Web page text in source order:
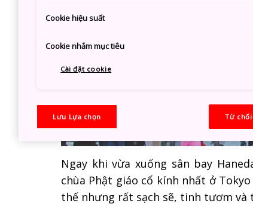
Ngay khi vừa xuống sân bay
chùa Phật giáo cổ kính nhất ở
thế nhưng rất sạch sẽ, tinh tươm và
Cookie hiệu suất
Cookie nhắm mục tiêu
Cài đặt cookie
Lưu Lựa chọn Từ